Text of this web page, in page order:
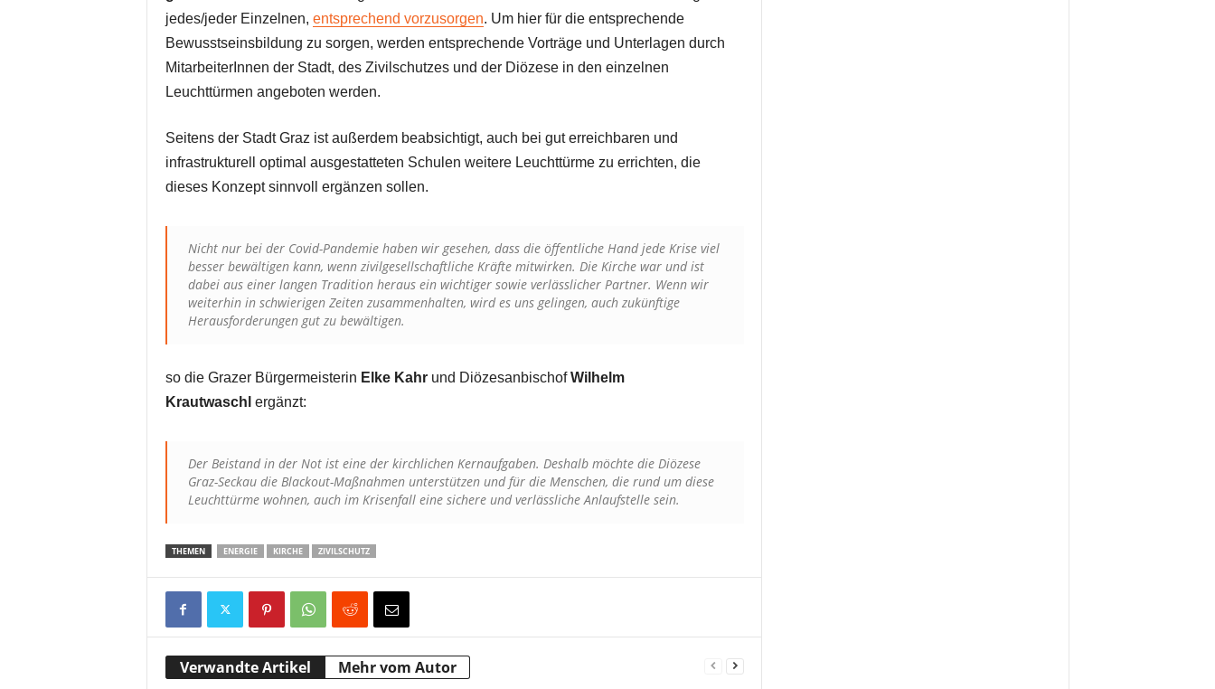
jedes/jeder Einzelnen, entsprechend vorzusorgen. Um hier für die entsprechende
Bewusstseinsbildung zu sorgen, werden entsprechende Vorträge und Unterlagen durch
MitarbeiterInnen der Stadt, des Zivilschutzes und der Diözese in den einzelnen
Leuchttürmen angeboten werden.
Seitens der Stadt Graz ist außerdem beabsichtigt, auch bei gut erreichbaren und
infrastrukturell optimal ausgestatteten Schulen weitere Leuchttürme zu errichten, die
dieses Konzept sinnvoll ergänzen sollen.
Nicht nur bei der Covid-Pandemie haben wir gesehen, dass die öffentliche Hand jede Krise viel
besser bewältigen kann, wenn zivilgesellschaftliche Kräfte mitwirken. Die Kirche war und ist
dabei aus einer langen Tradition heraus ein wichtiger sowie verlässlicher Partner. Wenn wir
weiterhin in schwierigen Zeiten zusammenhalten, wird es uns gelingen, auch zukünftige
Herausforderungen gut zu bewältigen.
so die Grazer Bürgermeisterin Elke Kahrund DiözesanbischofWilhelm
Krautwaschl ergänzt:
Der Beistand in der Not ist eine der kirchlichen Kernaufgaben. Deshalb möchte die Diözese
Graz-Seckau die Blackout-Maßnahmen unterstützen und für die Menschen, die rund um diese
Leuchttürme wohnen, auch im Krisenfall eine sichere und verlässliche Anlaufstelle sein.
THEMEN ENERGIE KIRCHE ZIVILSCHUTZ
Verwandte Artikel Mehr vom Autor